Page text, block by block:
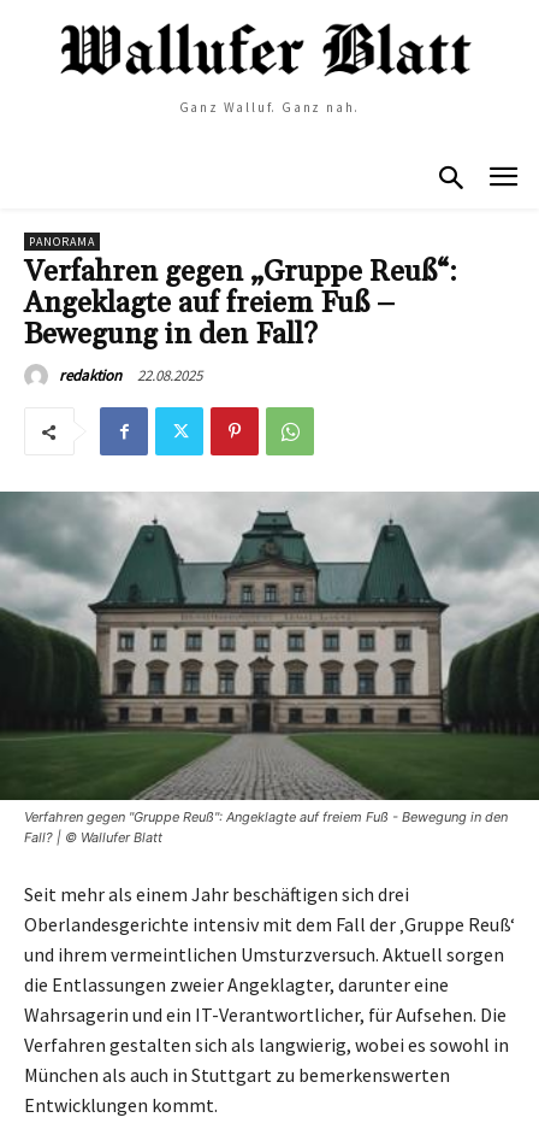
Ganz Walluf. Ganz nah.
PANORAMA
Verfahren gegen „Gruppe Reuß“:
Angeklagte auf freiem Fuß –
Bewegung in den Fall?
redaktion 22.08.2025
Verfahren gegen "Gruppe Reuß": Angeklagte auf freiem Fuß - Bewegung in den
Fall? | © Wallufer Blatt
Seit mehr als einem Jahr beschäftigen sich drei
Oberlandesgerichte intensiv mit dem Fall der ‚Gruppe Reuß‘
und ihrem vermeintlichen Umsturzversuch. Aktuell sorgen
die Entlassungen zweier Angeklagter, darunter eine
Wahrsagerin und ein IT-Verantwortlicher, für Aufsehen. Die
Verfahren gestalten sich als langwierig, wobei es sowohl in
München als auch in Stuttgart zu bemerkenswerten
Entwicklungen kommt.